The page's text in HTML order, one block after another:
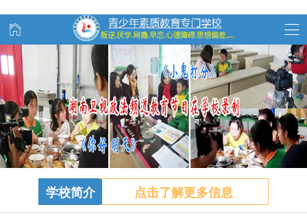
学校简介
点击了解更多信息